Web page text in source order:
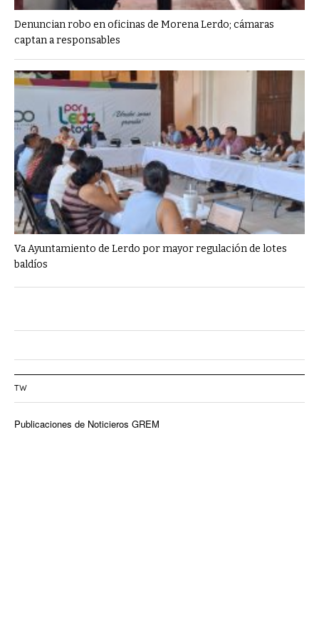
Denuncian robo en oficinas de Morena Lerdo; cámaras
captan a responsables
Va Ayuntamiento de Lerdo por mayor regulación de lotes
baldíos
TW
Publicaciones de Noticieros GREM